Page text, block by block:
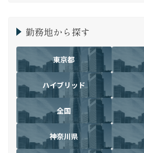
勤務地から探す
東京都
ハイブリッド
全国
神奈川県